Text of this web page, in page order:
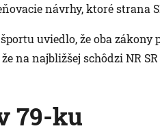
návrhy, ktoré strana
uviedlo, že oba zákony
na najbližšej schôdzi NR
79-ku